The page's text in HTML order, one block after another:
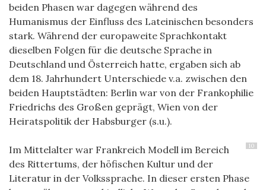
beiden Phasen war dagegen während des
Humanismus der Einfluss des Lateinischen besonders
stark. Während der europaweite Sprachkontakt
dieselben Folgen für die deutsche Sprache in
Deutschland und Österreich hatte, ergaben sich ab
dem 18. Jahrhundert Unterschiede v.a. zwischen den
beiden Hauptstädten: Berlin war von der Frankophilie
Friedrichs des Großen geprägt, Wien von der
Heiratspolitik der Habsburger (s.u.).
10
Im Mittelalter war Frankreich Modell im Bereich
des Rittertums, der höfischen Kultur und der
Literatur in der Volkssprache. In dieser ersten Phase